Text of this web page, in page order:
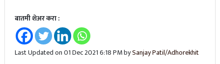
बातमी शेअर करा :
Last Updated on 01 Dec 2021 6:18 PM bySanjay Patil/Adhorekhit